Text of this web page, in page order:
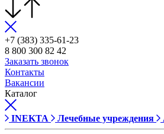
+7 (383) 335-61-23
8 800 300 82 42
Заказать звонок
Контакты
Вакансии
Каталог
INEKTA Лечебные учреждения